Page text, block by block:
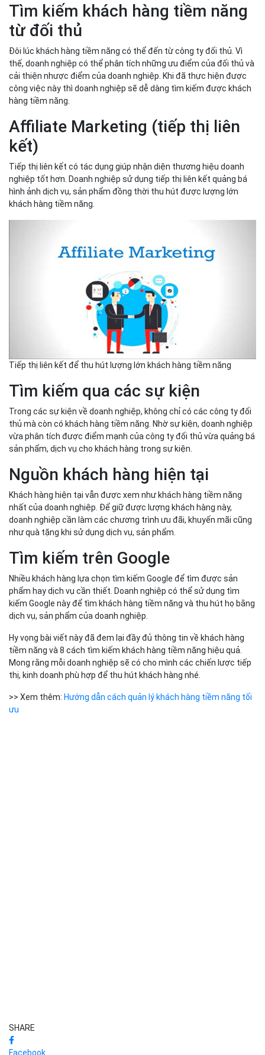
Tìm kiếm khách hàng tiềm năng
từ đối thủ
Đôi lúc khách hàng tiềm năng có thể đến từ công ty đối thủ. Vì
thế, doanh nghiệp có thể phân tích những ưu điểm của đối thủ và
cải thiện nhược điểm của doanh nghiệp. Khi đã thực hiện được
công việc này thì doanh nghiệp sẽ dễ dàng tìm kiếm được khách
hàng tiềm năng.
Affiliate Marketing (tiếp thị liên
kết)
Tiếp thị liên kết có tác dụng giúp nhận diện thương hiệu doanh
nghiệp tốt hơn. Doanh nghiệp sử dụng tiếp thị liên kết quảng bá
hình ảnh dịch vụ, sản phẩm đồng thời thu hút được lượng lớn
khách hàng tiềm năng.
Tiếp thị liên kết để thu hút lượng lớn khách hàng tiềm năng
Tìm kiếm qua các sự kiện
Trong các sự kiện về doanh nghiệp, không chỉ có các công ty đối
thủ mà còn có khách hàng tiềm năng. Nhờ sự kiện, doanh nghiệp
vừa phân tích được điểm mạnh của công ty đối thủ vừa quảng bá
sản phẩm, dịch vụ cho khách hàng trong sự kiện.
Nguồn khách hàng hiện tại
Khách hàng hiện tại vẫn được xem như khách hàng tiềm năng
nhất của doanh nghiệp. Để giữ được lượng khách hàng này,
doanh nghiệp cần làm các chương trình ưu đãi, khuyến mãi cũng
như quà tặng khi sử dụng dịch vụ, sản phẩm.
Tìm kiếm trên Google
Nhiều khách hàng lựa chọn tìm kiếm Google để tìm được sản
phẩm hay dịch vụ cần thiết. Doanh nghiệp có thể sử dụng tìm
kiếm Google này để tìm khách hàng tiềm năng và thu hút họ bằng
dịch vụ, sản phẩm của doanh nghiệp.
Hy vọng bài viết này đã đem lại đầy đủ thông tin về khách hàng
tiềm năng và 8 cách tìm kiếm khách hàng tiềm năng hiệu quả.
Mong rằng mỗi doanh nghiệp sẽ có cho mình các chiến lược tiếp
thị, kinh doanh phù hợp để thu hút khách hàng nhé.
>> Xem thêm: Hướng dẫn cách quản lý khách hàng tiềm năng tối
ưu
SHARE
Facebook